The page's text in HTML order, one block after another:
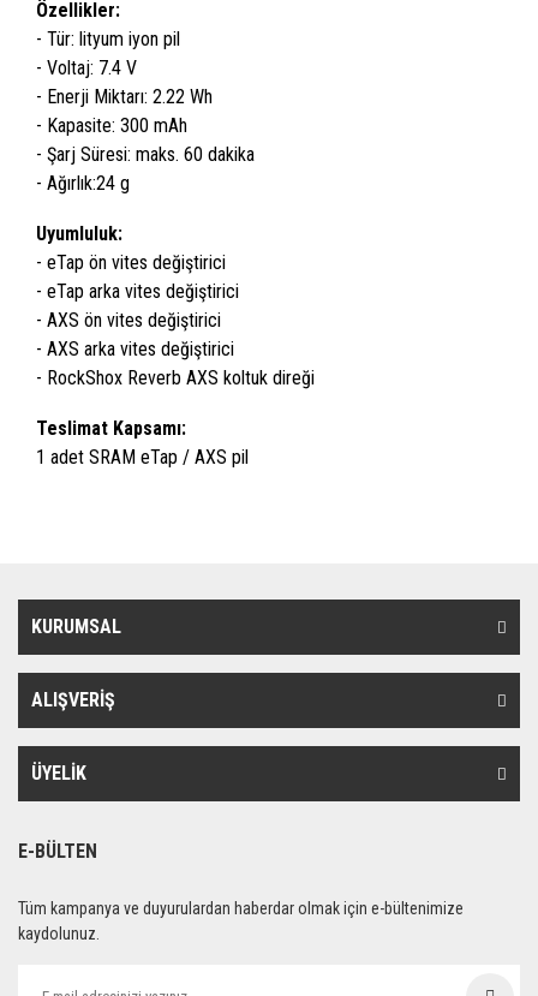
Özellikler:
- Tür: lityum iyon pil
- Voltaj: 7.4 V
- Enerji Miktarı: 2.22 Wh
- Kapasite: 300 mAh
- Şarj Süresi: maks. 60 dakika
- Ağırlık:24 g
Uyumluluk:
- eTap ön vites değiştirici
- eTap arka vites değiştirici
- AXS ön vites değiştirici
- AXS arka vites değiştirici
- RockShox Reverb AXS koltuk direği
Teslimat Kapsamı:
1 adet SRAM eTap / AXS pil
KURUMSAL
ALIŞVERİŞ
ÜYELİK
E-BÜLTEN
Tüm kampanya ve duyurulardan haberdar olmak için e-bültenimize
kaydolunuz.